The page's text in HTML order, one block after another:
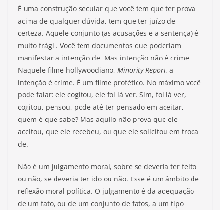
É uma construção secular que você tem que ter prova
acima de qualquer dúvida, tem que ter juízo de
certeza. Aquele conjunto (as acusações e a sentença) é
muito frágil. Você tem documentos que poderiam
manifestar a intenção de. Mas intenção não é crime.
Naquele filme hollywoodiano, Minority Report, a
intenção é crime. É um filme profético. No máximo você
pode falar: ele cogitou, ele foi lá ver. Sim, foi lá ver,
cogitou, pensou, pode até ter pensado em aceitar,
quem é que sabe? Mas aquilo não prova que ele
aceitou, que ele recebeu, ou que ele solicitou em troca
de.
Não é um julgamento moral, sobre se deveria ter feito
ou não, se deveria ter ido ou não. Esse é um âmbito de
reflexão moral política. O julgamento é da adequação
de um fato, ou de um conjunto de fatos, a um tipo